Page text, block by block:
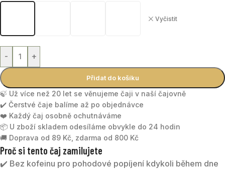
Vyčistit
- +
Přidat do košíku
🍃 Už více než 20 let se věnujeme čaji v naší čajovně
✔️ Čerstvé čaje balíme až po objednávce
❤️ Každý čaj osobně ochutnáváme
📦 U zboží skladem odesíláme obvykle do 24 hodin
🚚 Doprava od 89 Kč, zdarma od 800 Kč
Proč si tento čaj zamilujete
✔️ Bez kofeinu pro pohodové popíjení kdykoli během dne